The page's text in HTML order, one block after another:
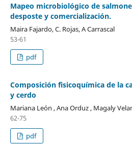
Mapeo microbiológico de
desposte y comercialización.
Maira Fajardo, C. Rojas, A Carrascal
53-61
pdf
Composición fisicoquímica de la
y cerdo
Mariana León , Ana Orduz , Magaly
62-75
pdf